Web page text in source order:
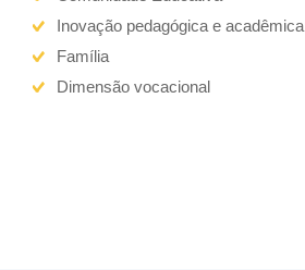
Inovação pedagógica e acadêmica
Família
Dimensão vocacional